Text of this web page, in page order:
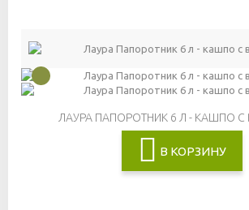
ЛАУРА ПАПОРОТНИК 6 Л - КАШПО С
В КОРЗИНУ